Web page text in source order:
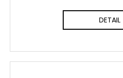
DETAIL